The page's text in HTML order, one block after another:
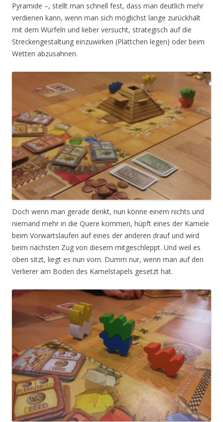
Pyramide –, stellt man schnell fest, dass man deutlich mehr
verdienen kann, wenn man sich möglichst lange zurückhält
mit dem Würfeln und lieber versucht, strategisch auf die
Streckengestaltung einzuwirken (Plättchen legen) oder beim
Wetten abzusahnen.
Doch wenn man gerade denkt, nun könne einem nichts und
niemand mehr in die Quere kommen, hüpft eines der Kamele
beim Vorwärtslaufen auf eines der anderen drauf und wird
beim nächsten Zug von diesem mitgeschleppt. Und weil es
oben sitzt, liegt es nun vorn. Dumm nur, wenn man auf den
Verlierer am Boden des Kamelstapels gesetzt hat.